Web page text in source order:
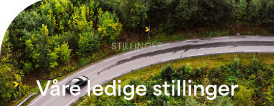
STILLINGER
Våre ledige stillinger